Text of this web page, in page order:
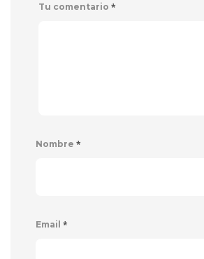
Tu comentario *
Nombre *
Email *